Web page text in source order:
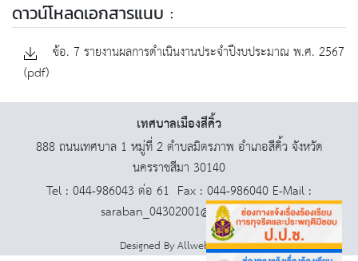
ดาวน์โหลดเอกสารแนบ :
ข้อ. 7 รายงานผลการดำเนินงานประจำปีงบประมาณ พ.ศ. 2567
(pdf)
เทศบาลเมืองสีคิ้ว
888 ถนนเทศบาล 1 หมู่ที่ 2 ตำบลมิตรภาพ อำเภอสีคิ้ว จังหวัด
นครราชสีมา 30140
Tel : 044-986043 ต่อ 61 Fax : 044-986040 E-Mail :
saraban_04302001@dla.go.th
Designed ByAllwebGroup